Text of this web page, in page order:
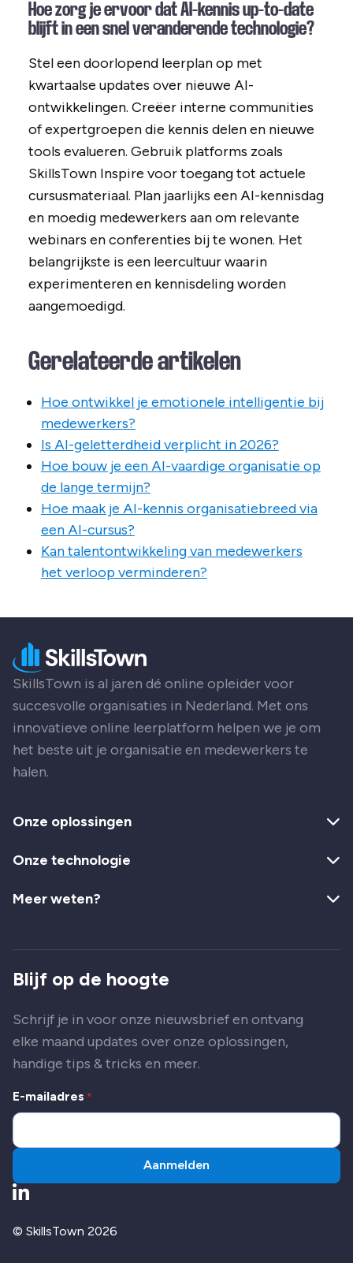
Hoe zorg je ervoor dat AI-kennis up-to-date
blijft in een snel veranderende technologie?
Stel een doorlopend leerplan op met
kwartaalse updates over nieuwe AI-
ontwikkelingen. Creëer interne communities
of expertgroepen die kennis delen en nieuwe
tools evalueren. Gebruik platforms zoals
SkillsTown Inspire voor toegang tot actuele
cursusmateriaal. Plan jaarlijks een AI-kennisdag
en moedig medewerkers aan om relevante
webinars en conferenties bij te wonen. Het
belangrijkste is een leercultuur waarin
experimenteren en kennisdeling worden
aangemoedigd.
Gerelateerde artikelen
Hoe ontwikkel je emotionele intelligentie bij
medewerkers?
Is AI-geletterdheid verplicht in 2026?
Hoe bouw je een AI-vaardige organisatie op
de lange termijn?
Hoe maak je AI-kennis organisatiebreed via
een AI-cursus?
Kan talentontwikkeling van medewerkers
het verloop verminderen?
SkillsTown is al jaren dé online opleider voor
succesvolle organisaties in Nederland. Met ons
innovatieve online leerplatform helpen we je om
het beste uit je organisatie en medewerkers te
halen.
Onze oplossingen
Onze technologie
Meer weten?
Blijf op de hoogte
Schrijf je in voor onze nieuwsbrief en ontvang
elke maand updates over onze oplossingen,
handige tips & tricks en meer.
E-mailadres *
Aanmelden
Ga naar LinkedIn
© SkillsTown 2026